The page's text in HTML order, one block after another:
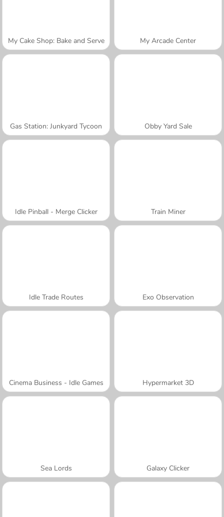
My Cake Shop: Bake and Serve My Arcade Center
Gas Station: Junkyard Tycoon Obby Yard Sale
Idle Pinball - Merge Clicker Train Miner
Idle Trade Routes Exo Observation
Cinema Business - Idle Games Hypermarket 3D
Sea Lords Galaxy Clicker